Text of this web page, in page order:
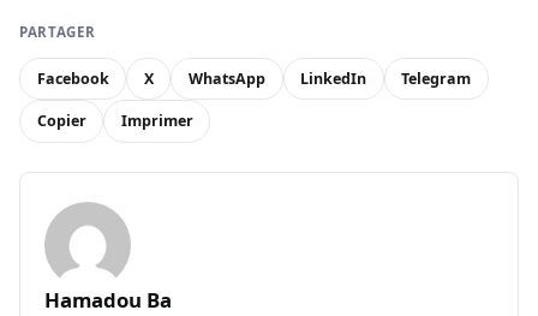
PARTAGER
Facebook X WhatsApp LinkedIn Telegram
Copier Imprimer
Hamadou Ba